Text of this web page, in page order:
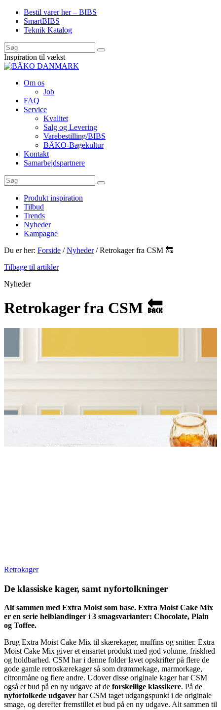
Bestil varer her – BIBS
SmartBIBS
Teknik Katalog
Inspiration til vækst
Om os
Job
FAQ
Service
Kvalitet
Salg og Levering
Varebestilling/BIBS
BÄKO-Bagekultur
Kontakt
Samarbejdspartnere
Produkt inspiration
Tilbud
Trends
Nyheder
Kampagne
Du er her: Forside /Nyheder/Retrokager fra CSM 🔙
Tilbage til artikler
Nyheder
Retrokager fra CSM 🔙
Retrokager
De klassiske kager, samt nyfortolkninger
Alt sammen med Extra Moist som base. Extra Moist Cake Mix
er en serie helblandinger i 3 smagsvarianter: Chocolate, Plain
og Toffee.
Brug Extra Moist Cake Mix til skærekager, muffins og snitter. Extra
Moist Cake Mix giver et ensartet produkt med god volume, friskhed
og holdbarhed. CSM har i denne folder lavet opskrifter på flere de
gode gamle retroskærekager så som drømmekage, marmorkage,
citronmåne og flere andre. Udover disse originale kager har CSM
også et bud på en ny udgave af de forskellige klassikere. På de
nyfortolkede udgaver har CSM taget udgangspunkt i de originale
smage, og derefter fremstillet et bud på en ny udgave. Alt sammen til